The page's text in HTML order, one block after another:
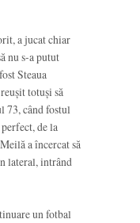
a jucat chiar
nu s-a putut
Steaua
totuși să
73, când fostul
de la
a încercat să
lateral, intrând
un fotbal